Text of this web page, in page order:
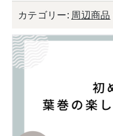
カテゴリー: 周辺商品